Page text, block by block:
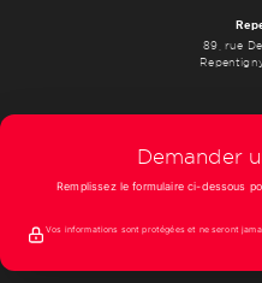
89, rue
Demander
Remplissez le formulaire ci-dessous
Vos informations sont protégées et ne seront